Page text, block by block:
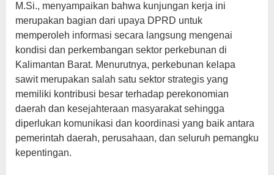
M.Si., menyampaikan bahwa kunjungan kerja ini
merupakan bagian dari upaya DPRD untuk
memperoleh informasi secara langsung mengenai
kondisi dan perkembangan sektor perkebunan di
Kalimantan Barat. Menurutnya, perkebunan kelapa
sawit merupakan salah satu sektor strategis yang
memiliki kontribusi besar terhadap perekonomian
daerah dan kesejahteraan masyarakat sehingga
diperlukan komunikasi dan koordinasi yang baik antara
pemerintah daerah, perusahaan, dan seluruh pemangku
kepentingan.